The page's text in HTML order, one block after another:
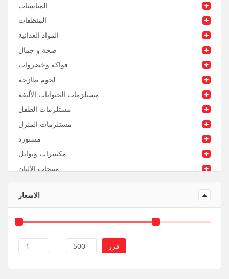
المناسبات
المنظفات
المواد الغذائية
صحة و جمال
فواكه وخضروات
لحوم طازجة
مستلزمات الحيوانات الأليفة
مستلزمات الطفل
مستلزمات المنزل
مستورد
مكسرات وتوابل
منتجات الألبان
الاسعار
1 - 500 فرز